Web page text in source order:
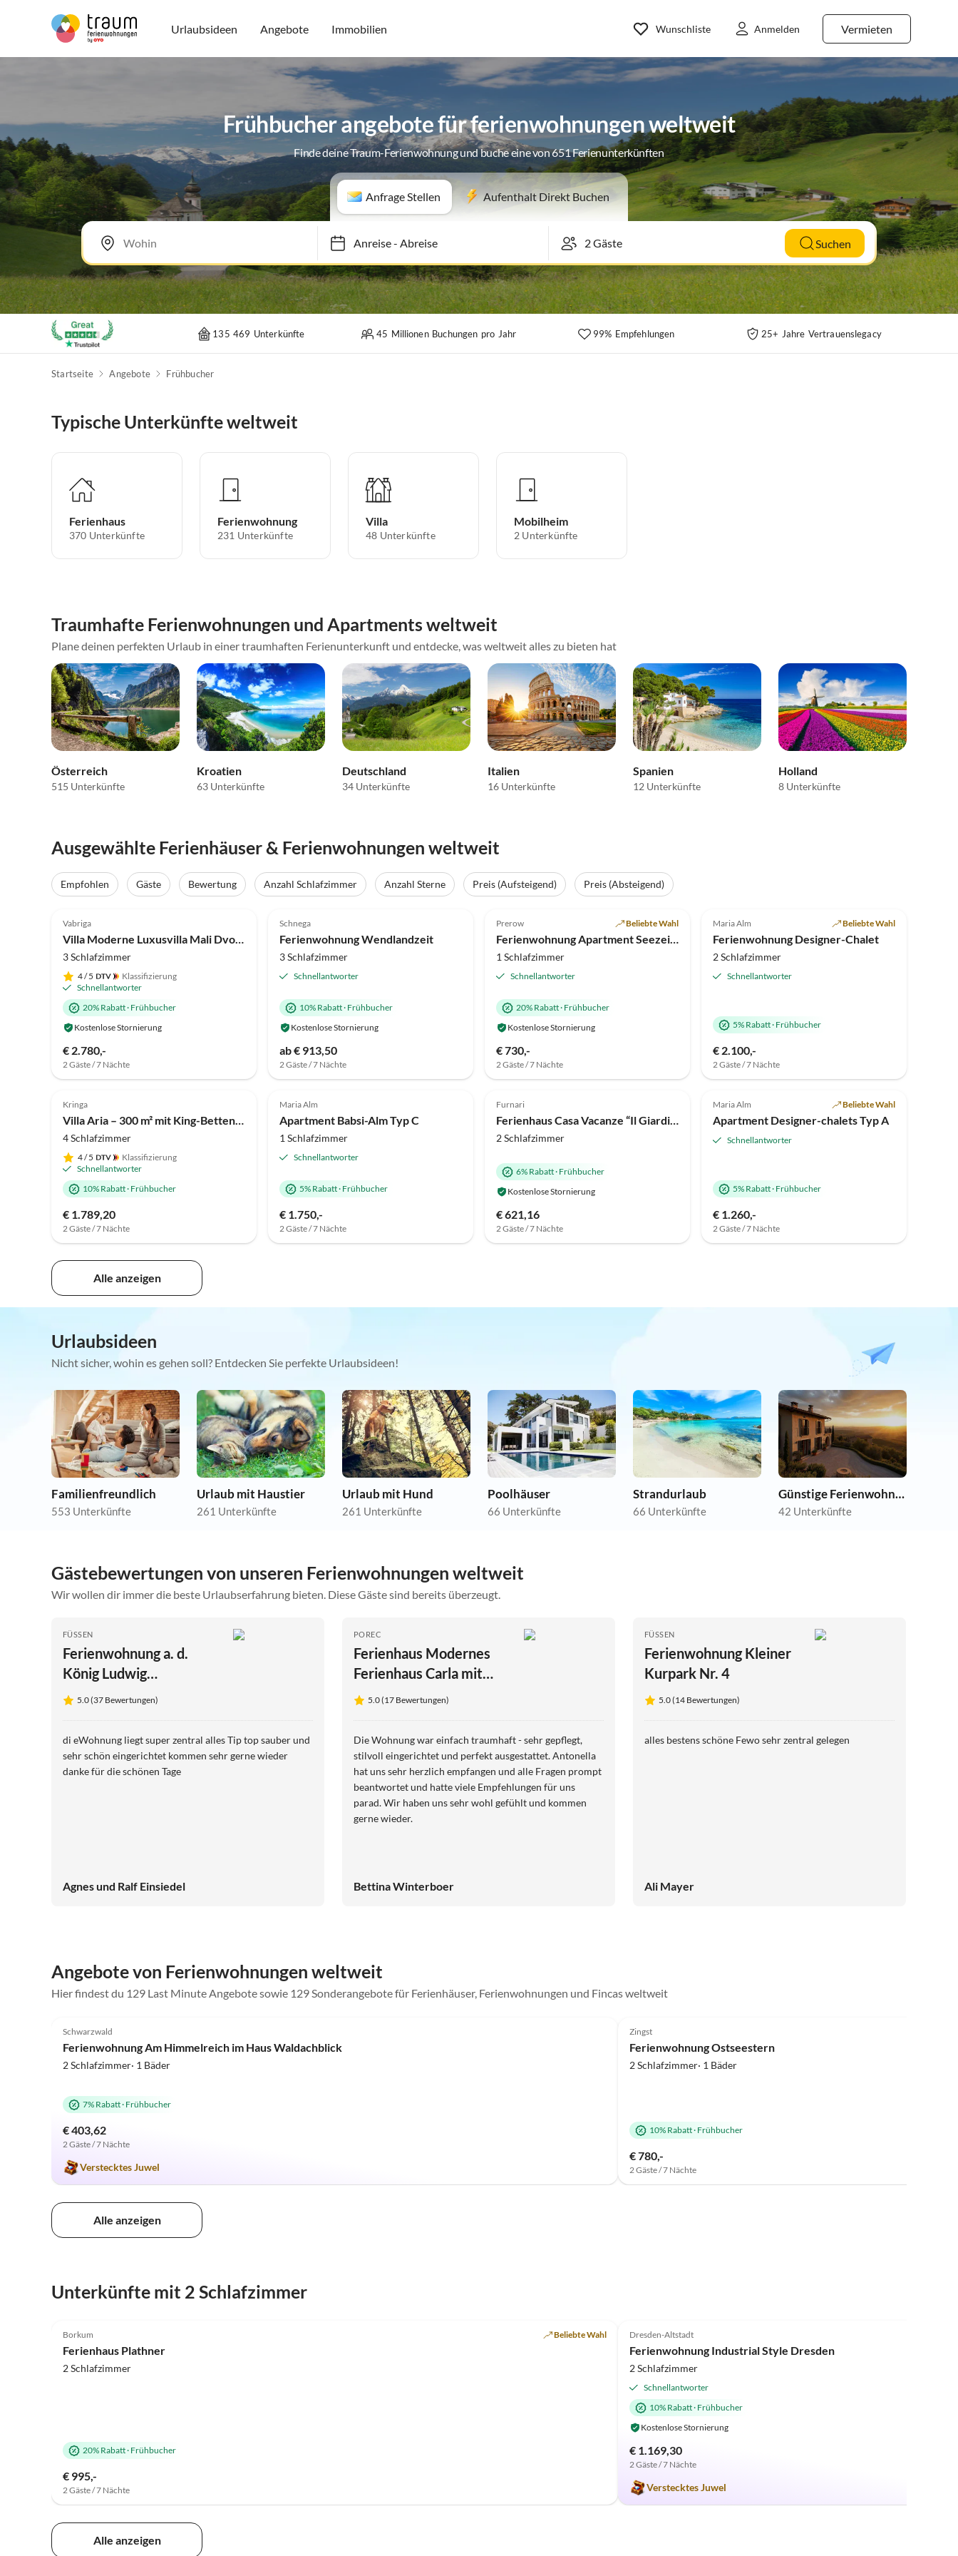
Urlaubsideen Angebote Immobilien Vermieten
Wunschliste Anmelden
Frühbucher angebote für ferienwohnungen weltweit
Finde deine Traum-Ferienwohnung und buche eine von 651 Ferienunterkünften
Anfrage Stellen Aufenthalt Direkt Buchen
Anreise-Abreise Suchen
135 469 Unterkünfte 45 Millionen Buchungen pro Jahr 99% Empfehlungen 25+ Jahre Vertrauenslegacy
Startseite Angebote Frühbucher
Typische Unterkünfte weltweit
Ferienhaus
370 Unterkünfte
Ferienwohnung
231 Unterkünfte
Villa
48 Unterkünfte
Mobilheim
2 Unterkünfte
Traumhafte Ferienwohnungen und Apartments weltweit
Plane deinen perfekten Urlaub in einer traumhaften Ferienunterkunft und entdecke, was weltweit alles zu bieten hat
Österreich
515 Unterkünfte
Kroatien
63 Unterkünfte
Deutschland
34 Unterkünfte
Italien
16 Unterkünfte
Spanien
12 Unterkünfte
Holland
8 Unterkünfte
Ausgewählte Ferienhäuser & Ferienwohnungen weltweit
Empfohlen Gäste Bewertung Anzahl Schlafzimmer Anzahl Sterne Preis (Aufsteigend) Preis (Absteigend)
Top-Inserat
Vabriga
Villa Moderne Luxusvilla Mali Dvor mit Pool in Porec
3 Schlafzimmer
4/ 5
Klassifizierung
Schnellantworter
20% Rabatt· Frühbucher
Kostenlose Stornierung
€ 2.780,-
2 Gäste / 7 Nächte
Top-Inserat
Schnega
Ferienwohnung Wendlandzeit
3 Schlafzimmer
Schnellantworter
10% Rabatt· Frühbucher
Kostenlose Stornierung
ab € 913,50
2 Gäste / 7 Nächte
Top-Inserat
Prerow Beliebte Wahl
Ferienwohnung Apartment Seezeichen im Ostseebad Prerow
1 Schlafzimmer
Schnellantworter
20% Rabatt· Frühbucher
Kostenlose Stornierung
€ 730,-
2 Gäste / 7 Nächte
Maria Alm Beliebte Wahl
Ferienwohnung Designer-Chalet
2 Schlafzimmer
Schnellantworter
5% Rabatt· Frühbucher
€ 2.100,-
2 Gäste / 7 Nächte
Top-Inserat
4.8 (1)
Kringa
Villa Aria – 300 m² mit King-Betten & Freizeitbereich
4 Schlafzimmer
4/ 5
Klassifizierung
Schnellantworter
10% Rabatt· Frühbucher
€ 1.789,20
2 Gäste / 7 Nächte
Top-Inserat
Maria Alm
Apartment Babsi-Alm Typ C
1 Schlafzimmer
Schnellantworter
5% Rabatt· Frühbucher
€ 1.750,-
2 Gäste / 7 Nächte
Top-Inserat
Furnari
Ferienhaus Casa Vacanze “Il Giardino”
2 Schlafzimmer
6% Rabatt· Frühbucher
Kostenlose Stornierung
€ 621,16
2 Gäste / 7 Nächte
Top-Inserat
Maria Alm Beliebte Wahl
Apartment Designer-chalets Typ A
Schnellantworter
5% Rabatt· Frühbucher
€ 1.260,-
2 Gäste / 7 Nächte
Alle anzeigen
Urlaubsideen
Nicht sicher, wohin es gehen soll? Entdecken Sie perfekte Urlaubsideen!
Familienfreundlich
553 Unterkünfte
Urlaub mit Haustier
261 Unterkünfte
Urlaub mit Hund
261 Unterkünfte
Poolhäuser
66 Unterkünfte
Strandurlaub
66 Unterkünfte
Günstige Ferienwohnungen
42 Unterkünfte
Gästebewertungen von unseren Ferienwohnungen weltweit
Wir wollen dir immer die beste Urlaubserfahrung bieten. Diese Gäste sind bereits überzeugt.
FÜSSEN
Ferienwohnung a. d.
König Ludwig
Promenade
5.0 (37 Bewertungen)
di eWohnung liegt super zentral alles Tip top sauber und
sehr schön eingerichtet kommen sehr gerne wieder
danke für die schönen Tage
Agnes und Ralf Einsiedel
POREC
Ferienhaus Modernes
Ferienhaus Carla mit
Garten
5.0 (17 Bewertungen)
Die Wohnung war einfach traumhaft - sehr gepflegt,
stilvoll eingerichtet und perfekt ausgestattet. Antonella
hat uns sehr herzlich empfangen und alle Fragen prompt
beantwortet und hatte viele Empfehlungen für uns
parad. Wir haben uns sehr wohl gefühlt und kommen
gerne wieder.
Bettina Winterboer
FÜSSEN
Ferienwohnung Kleiner
Kurpark Nr. 4
5.0 (14 Bewertungen)
alles bestens schöne Fewo sehr zentral gelegen
Ali Mayer
Angebote von Ferienwohnungen weltweit
Hier findest du 129 Last Minute Angebote sowie 129 Sonderangebote für Ferienhäuser, Ferienwohnungen und Fincas weltweit
Schwarzwald
Ferienwohnung Am Himmelreich im Haus Waldachblick
2 Schlafzimmer· 1 Bäder
7% Rabatt· Frühbucher
€ 403,62
2 Gäste / 7 Nächte
Verstecktes Juwel
Zingst
Ferienwohnung Ostseestern
2 Schlafzimmer· 1 Bäder
10% Rabatt· Frühbucher
€ 780,-
2 Gäste / 7 Nächte
Alle anzeigen
Unterkünfte mit 2 Schlafzimmer
Borkum Beliebte Wahl
Ferienhaus Plathner
2 Schlafzimmer
20% Rabatt· Frühbucher
€ 995,-
2 Gäste / 7 Nächte
Dresden-Altstadt
Ferienwohnung Industrial Style Dresden
2 Schlafzimmer
Schnellantworter
10% Rabatt· Frühbucher
Kostenlose Stornierung
€ 1.169,30
2 Gäste / 7 Nächte
Verstecktes Juwel
Alle anzeigen